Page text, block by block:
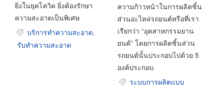
ยิ่งในยุคโควิด ยิ่งต้องรักษา
ความสะอาดเป็นพิเศษ
บริการทำความสะอาด
รับทำความสะอาด
ความก้าวหน้าในการผลิตชิ้น
ส่วนอะไหล่รถยนต์หรือที่เรา
เรียกว่า “อุตสาหกรรมยาน
ยนต์” โดยการผลิตชิ้นส่วน
รถยนต์นั้นประกอบไปด้วย 5
องค์ประกอบ
ระบบการผลิตแบบ